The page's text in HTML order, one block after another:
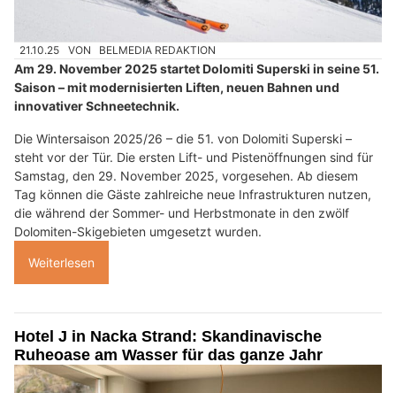
21.10.25 VON BELMEDIA REDAKTION
Am 29. November 2025 startet Dolomiti Superski in seine 51.
Saison – mit modernisierten Liften, neuen Bahnen und
innovativer Schneetechnik.
Die Wintersaison 2025/26 – die 51. von Dolomiti Superski –
steht vor der Tür. Die ersten Lift- und Pistenöffnungen sind für
Samstag, den 29. November 2025, vorgesehen. Ab diesem
Tag können die Gäste zahlreiche neue Infrastrukturen nutzen,
die während der Sommer- und Herbstmonate in den zwölf
Dolomiten-Skigebieten umgesetzt wurden.
Weiterlesen
Hotel J in Nacka Strand: Skandinavische
Ruheoase am Wasser für das ganze Jahr